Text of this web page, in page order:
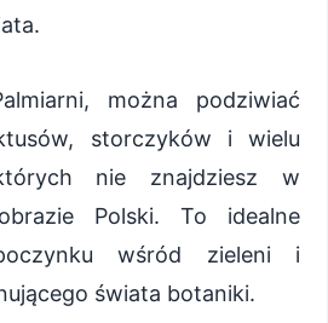
można podziwiać
storczyków i wielu
nie znajdziesz w
Polski. To idealne
wśród zieleni i
świata botaniki.